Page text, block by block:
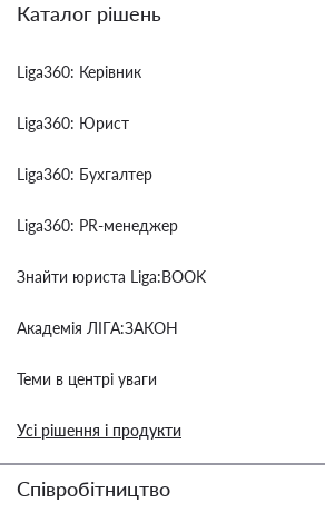
Каталог рішень
Liga360: Керівник
Liga360: Юрист
Liga360: Бухгалтер
Liga360: PR-менеджер
Знайти юриста Liga:BOOK
Академія ЛІГА:ЗАКОН
Теми в центрі уваги
Усі рішення і продукти
Співробітництво